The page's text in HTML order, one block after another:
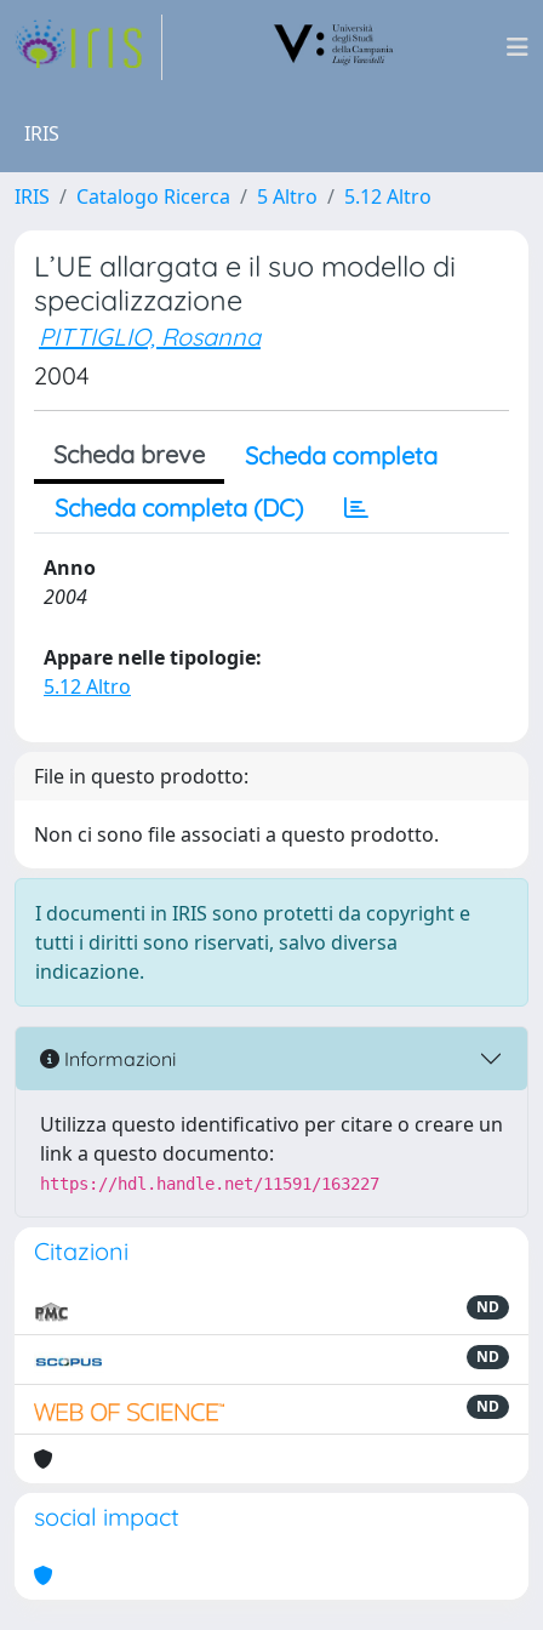
IRIS
IRIS Catalogo Ricerca 5 Altro 5.12 Altro
L’UE allargata e il suo modello di
specializzazione
PITTIGLIO, Rosanna
2004
Scheda breve
Scheda completa
Scheda completa (DC)
Anno
2004
Appare nelle tipologie:
5.12 Altro
File in questo prodotto:
Non ci sono file associati a questo prodotto.
I documenti in IRIS sono protetti da copyright e
tutti i diritti sono riservati, salvo diversa
indicazione.
Informazioni
Utilizza questo identificativo per citare o creare un
link a questo documento:
https://hdl.handle.net/11591/163227
Citazioni
ND
ND
ND
social impact